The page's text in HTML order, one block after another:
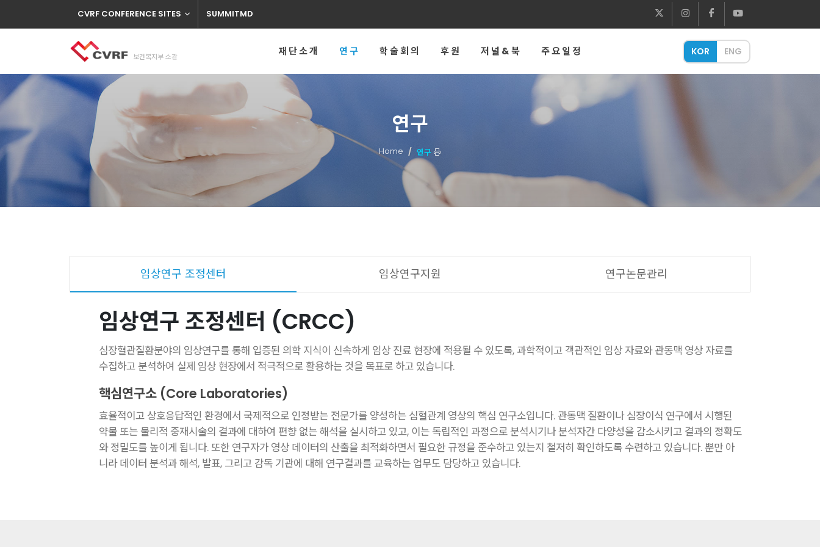
CVRF CONFERENCE SITES SUMMITMD
보건복지부 소관 재단소개 연구 학술회의 후원 저널&북 주요일정 KOR ENG
연구
Home 연구
임상연구 조정센터 임상연구지원 연구논문관리
임상연구 조정센터 (CRCC)
심장혈관질환분야의 임상연구를 통해 입증된 의학 지식이 신속하게 임상 진료 현장에 적용될 수 있도록, 과학적이고 객관적인 임상 자료와 관동맥 영상 자료를
수집하고 분석하여 실제 임상 현장에서 적극적으로 활용하는 것을 목표로 하고 있습니다.
핵심연구소 (Core Laboratories)
효율적이고 상호응답적인 환경에서 국제적으로 인정받는 전문가를 양성하는 심혈관계 영상의 핵심 연구소입니다. 관동맥 질환이나 심장이식 연구에서 시행된
약물 또는 물리적 중재시술의 결과에 대하여 편향 없는 해석을 실시하고 있고, 이는 독립적인 과정으로 분석시기나 분석자간 다양성을 감소시키고 결과의 정확도
와 정밀도를 높이게 됩니다. 또한 연구자가 영상 데이터의 산출을 최적화하면서 필요한 규정을 준수하고 있는지 철저히 확인하도록 수련하고 있습니다. 뿐만 아
니라 데이터 분석과 해석, 발표, 그리고 감독 기관에 대해 연구결과를 교육하는 업무도 담당하고 있습니다.